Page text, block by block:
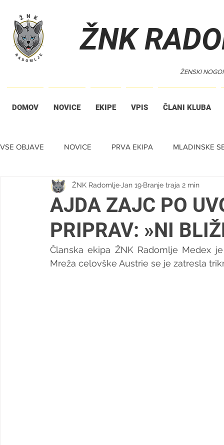
ŽNK
ŽENSKI
DOMOV NOVICE EKIPE VPIS ČLANI KLUBA
VSE OBJAVE NOVICE PRVA EKIPA MLADINSKE
TIHA DRAŽBA
AJDA ZAJC PO
PRIPRAV: »NI
ŽNK Radomlje Jan 19 Branje traja 2 min
Članska ekipa ŽNK Radomlje Medex
Mreža celovške Austrie se je zatresla